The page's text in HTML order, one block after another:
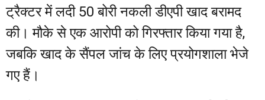
ट्रैक्टर में लदी 50 बोरी नकली डीएपी खाद बरामद
की। मौके से एक आरोपी को गिरफ्तार किया गया है,
जबकि खाद के सैंपल जांच के लिए प्रयोगशाला भेजे
गए हैं।